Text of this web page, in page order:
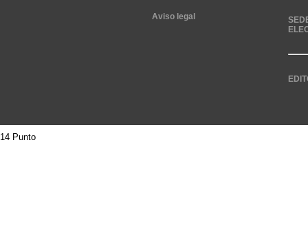
Aviso legal
14 Punto